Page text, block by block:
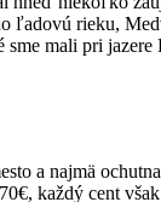
ľadovú rieku,
sme mali pri jazere
a najmä
každý cent